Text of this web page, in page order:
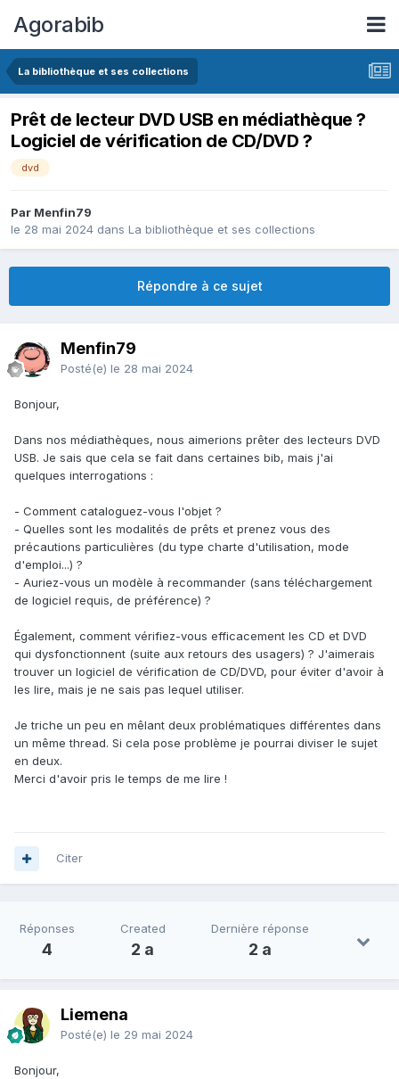
Agorabib
La bibliothèque et ses collections
Prêt de lecteur DVD USB en médiathèque ?
Logiciel de vérification de CD/DVD ?
dvd
Par Menfin79
le 28 mai 2024 dans La bibliothèque et ses collections
Répondre à ce sujet
Menfin79
Posté(e) le 28 mai 2024
Bonjour,
Dans nos médiathèques, nous aimerions prêter des lecteurs DVD
USB. Je sais que cela se fait dans certaines bib, mais j'ai
quelques interrogations :
- Comment cataloguez-vous l'objet ?
- Quelles sont les modalités de prêts et prenez vous des
précautions particulières (du type charte d'utilisation, mode
d'emploi...) ?
- Auriez-vous un modèle à recommander (sans téléchargement
de logiciel requis, de préférence) ?
Également, comment vérifiez-vous efficacement les CD et DVD
qui dysfonctionnent (suite aux retours des usagers) ? J'aimerais
trouver un logiciel de vérification de CD/DVD, pour éviter d'avoir à
les lire, mais je ne sais pas lequel utiliser.
Je triche un peu en mêlant deux problématiques différentes dans
un même thread. Si cela pose problème je pourrai diviser le sujet
en deux.
Merci d'avoir pris le temps de me lire !
Citer
Réponses
4
Created
2 a
Dernière réponse
2 a
Liemena
Posté(e) le 29 mai 2024
Bonjour,